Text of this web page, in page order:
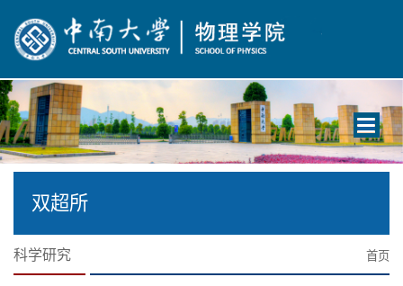
Toggle
双超所
科学研究 首页